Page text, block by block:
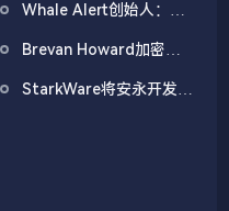
总
Whale Alert创始人：
2023年底，或临近三年
盈利周期拐点
Brevan Howard加密基
创成立以来最差年度表现
StarkWare将安永开发的